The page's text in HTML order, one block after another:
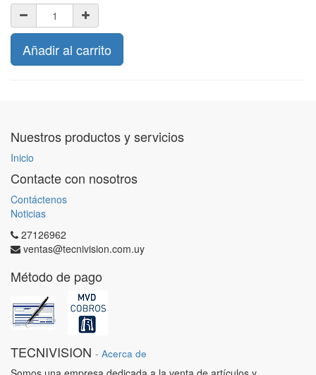
Añadir al carrito
Nuestros productos y servicios
Inicio
Contacte con nosotros
Contáctenos
Noticias
27126962
ventas@tecnivision.com.uy
Método de pago
TECNIVISION - Acerca de